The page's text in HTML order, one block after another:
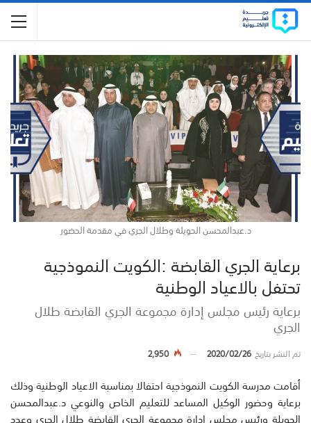
د.عبدالمحسن الحويلة وطلال الجري في مقدمة الحضور
برعاية الجري القابضة :الكويت النموذجية
تحتفل بالاعياد الوطنية
برعاية رئيس مجلس إدارة مجموعة الجري القابضة طلال
الجري
تم النشر بتاريخ2020/02/26
2,950
أقامت مدرسة الكويت النموذجية احتفالا بمناسبة الاعياد الوطنية وذلك
برعاية وحضور الوكيل المساعد للتعليم الخاص والنوعي د.عبدالمحسن
الحويلة ورئيس مجلس إدارة مجموعة الجري القابضة طلال الجري وعدد